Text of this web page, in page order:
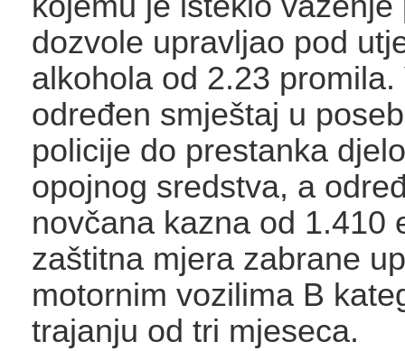
dozvole upravljao pod
alkohola od 2.23 promila.
određen smještaj u
policije do prestanka
opojnog sredstva, a
novčana kazna od 1.410
zaštitna mjera zabrane
motornim vozilima B
trajanju od tri mjeseca.